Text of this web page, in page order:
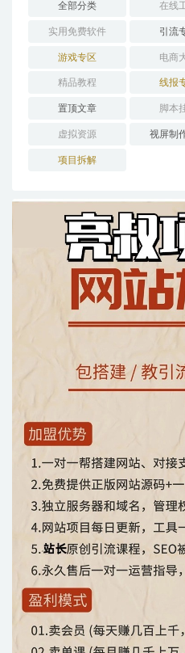
全部分类 在线
实用免费软件 引流
游戏专区 电商
精品教程 线报
置顶文章 脚本
虚拟资源 视屏制
项目拆解